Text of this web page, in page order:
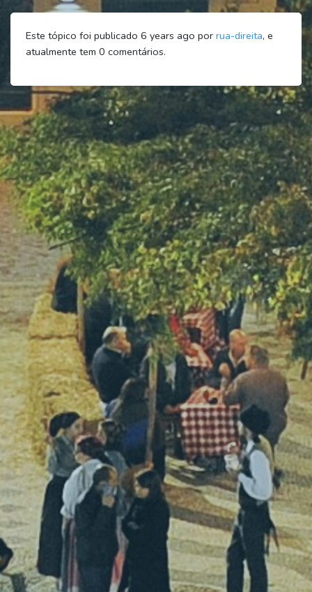
Este tópico foi publicado 6 years ago por rua-direita, e
atualmente tem 0 comentários.